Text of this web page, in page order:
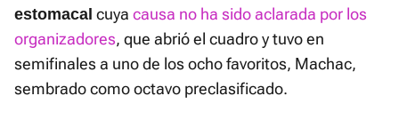
estomacal cuya causa no ha sido aclarada por los
organizadores, que abrió el cuadro y tuvo en
semifinales a uno de los ocho favoritos, Machac,
sembrado como octavo preclasificado.